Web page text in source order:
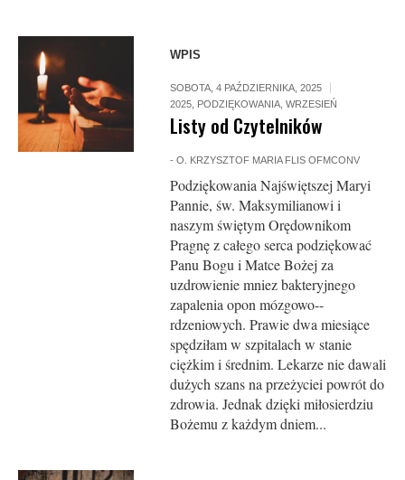
WPIS
SOBOTA, 4 PAŹDZIERNIKA, 2025
2025 PODZIĘKOWANIA ,WRZESIEŃ
Listy od Czytelników
-O. KRZYSZTOF MARIA FLIS OFMCONV
Podziękowania Najświętszej Maryi
Pannie, św. Maksymilianowi i
naszym świętym Orędownikom
Pragnę z całego serca podziękować
Panu Bogu i Matce Bożej za
uzdrowienie mniez bakteryjnego
zapalenia opon mózgowo--
rdzeniowych. Prawie dwa miesiące
spędziłam w szpitalach w stanie
ciężkim i średnim. Lekarze nie dawali
dużych szans na przeżyciei powrót do
zdrowia. Jednak dzięki miłosierdziu
Bożemu z każdym dniem...